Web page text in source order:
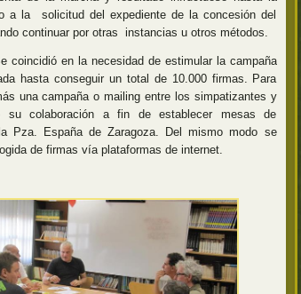
a la solicitud del expediente de la concesión del
continuar por otras instancias u otros métodos.
coincidió en la necesidad de estimular la campaña
hasta conseguir un total de 10.000 firmas. Para
una campaña o mailing entre los simpatizantes y
su colaboración a fin de establecer mesas de
Pza. España de Zaragoza. Del mismo modo se
de firmas vía plataformas de internet.